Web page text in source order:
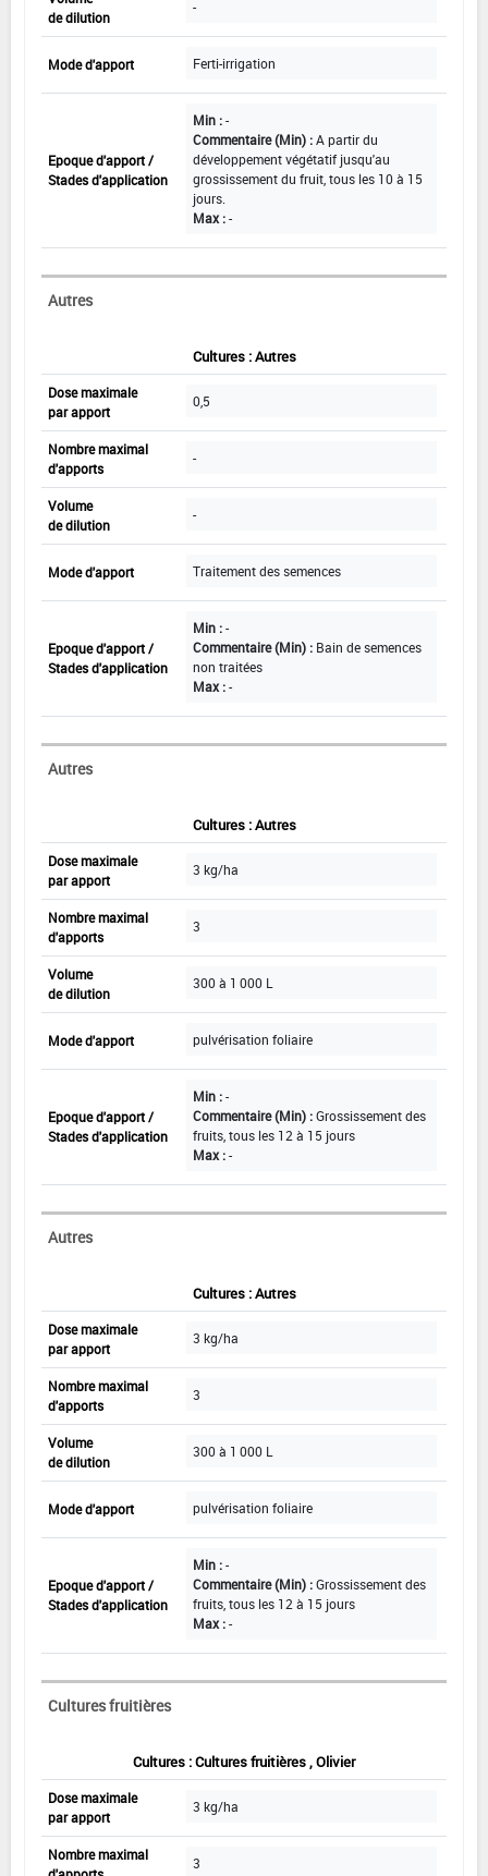
de dilution
-
Mode d'apport Ferti-irrigation
Epoque d'apport /
Stades d'application
Min :-
Commentaire (Min) :A partir du
développement végétatif jusqu'au
grossissement du fruit, tous les 10 à 15
jours.
Max :-
Autres
Cultures : Autres
Dose maximale
par apport
0,5
Nombre maximal
d'apports
-
Volume
de dilution
-
Mode d'apport Traitement des semences
Epoque d'apport /
Stades d'application
Min :-
Commentaire (Min) : Bain de semences
non traitées
Max :-
Autres
Cultures : Autres
Dose maximale
par apport
3 kg/ha
Nombre maximal
d'apports
3
Volume
de dilution
300 à 1 000 L
Mode d'apport pulvérisation foliaire
Epoque d'apport /
Stades d'application
Min :-
Commentaire (Min) :Grossissement des
fruits, tous les 12 à 15 jours
Max :-
Autres
Cultures : Autres
Dose maximale
par apport
3 kg/ha
Nombre maximal
d'apports
3
Volume
de dilution
300 à 1 000 L
Mode d'apport pulvérisation foliaire
Epoque d'apport /
Stades d'application
Min :-
Commentaire (Min) :Grossissement des
fruits, tous les 12 à 15 jours
Max :-
Cultures fruitières
Cultures : Cultures fruitières , Olivier
Dose maximale
par apport
3 kg/ha
Nombre maximal
3